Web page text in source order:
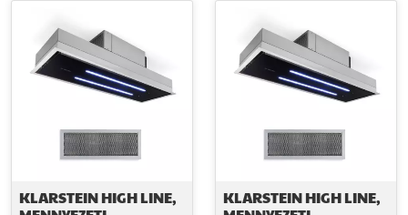
KLARSTEIN HIGH LINE,
KLARSTEIN HIGH LINE,